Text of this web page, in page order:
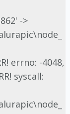
->
errno: -4048,
syscall: